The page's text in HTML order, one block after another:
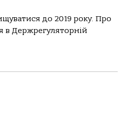
до 2019 року. Про
в Держрегуляторній